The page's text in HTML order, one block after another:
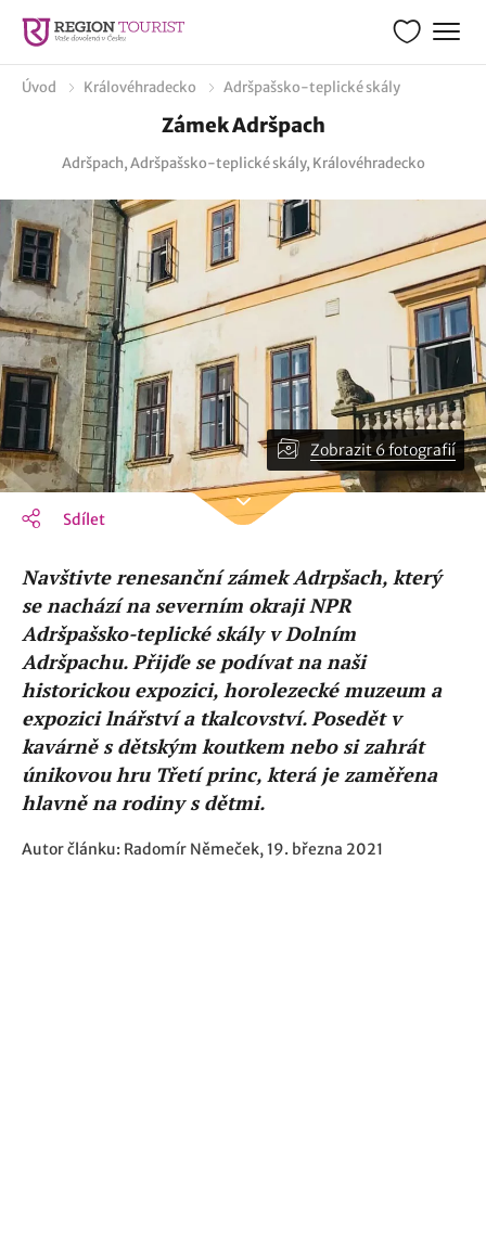
Úvod Královéhradecko Adršpašsko-teplické skály
Zámek Adršpach
Adršpach, Adršpašsko-teplické skály, Královéhradecko
Zobrazit 6 fotografií
Sdílet
Navštivte renesanční zámek Adrpšach, který
se nachází na severním okraji NPR
Adršpašsko-teplické skály v Dolním
Adršpachu. Přijďe se podívat na naši
historickou expozici, horolezecké muzeum a
expozici lnářství a tkalcovství. Posedět v
kavárně s dětským koutkem nebo si zahrát
únikovou hru Třetí princ, která je zaměřena
hlavně na rodiny s dětmi.
Autor článku: Radomír Němeček, 19. března 2021